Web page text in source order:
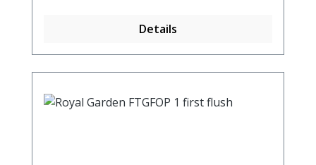
Details